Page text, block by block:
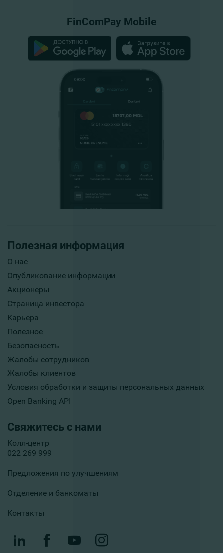
Полезная информация
О нас
Опубликование информации
Акционеры
Страница инвестора
Карьера
Полезное
Безопасность
Жалобы сотрудников
Жалобы клиентов
Условия обработки и защиты персональных данных
Open Banking API
Свяжитесь с нами
Колл-центр
022 269 999
Предложения по улучшениям
Отделение и банкоматы
Контакты
FinComPay Mobile